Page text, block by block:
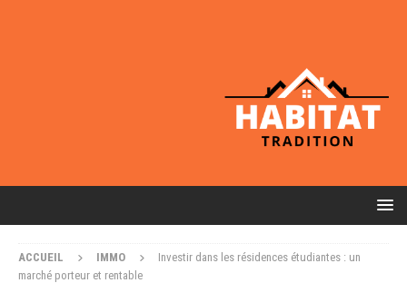
ACCUEIL IMMO
Investir dans les résidences étudiantes : un
marché porteur et rentable